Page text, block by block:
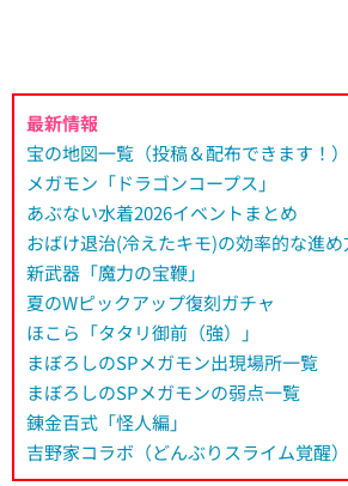
最新情報
宝の地図一覧（投稿＆配布できます！）
メガモン「ドラゴンコープス」
あぶない水着2026イベントまとめ
おばけ退治(冷えたキモ)の効率的な進め
新武器「魔力の宝鞭」
夏のWピックアップ復刻ガチャ
ほこら「タタリ御前（強）」
まぼろしのSPメガモン出現場所一覧
まぼろしのSPメガモンの弱点一覧
錬金百式「怪人編」
吉野家コラボ（どんぶりスライム覚醒）